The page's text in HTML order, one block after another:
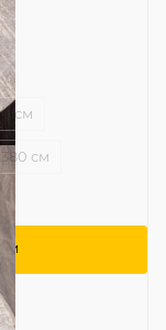
см
см